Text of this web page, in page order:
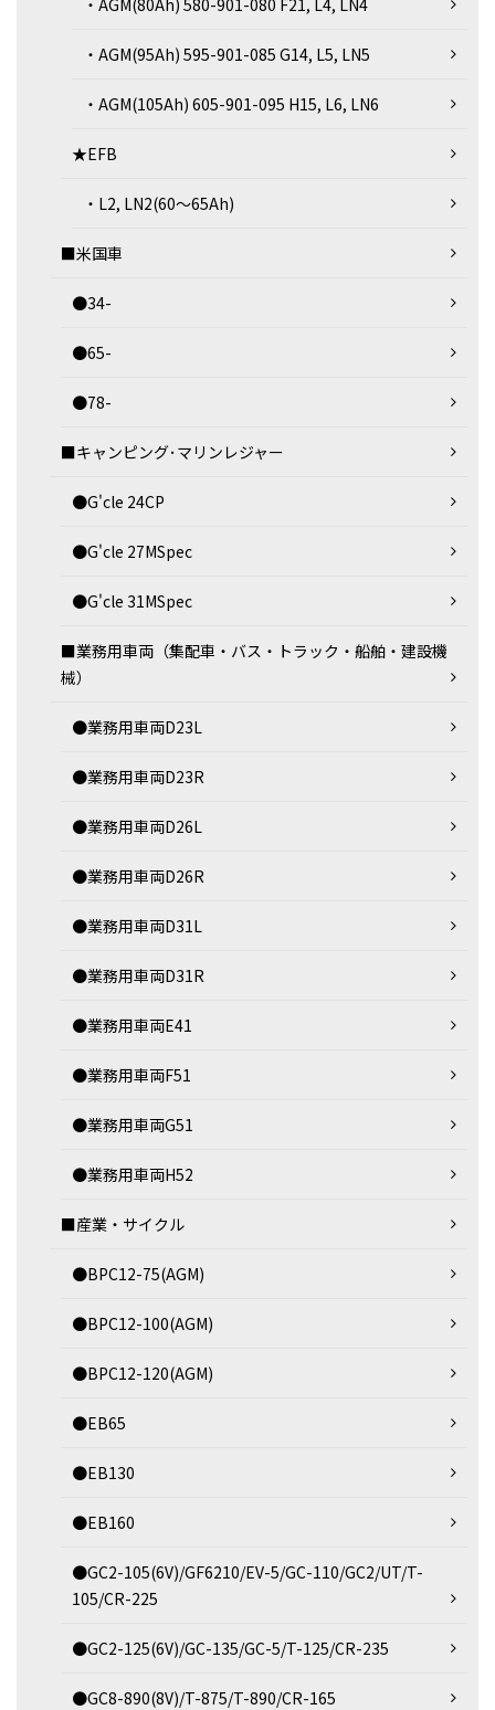
・AGM(80Ah) 580-901-080 F21, L4, LN4
・AGM(95Ah) 595-901-085 G14, L5, LN5
・AGM(105Ah) 605-901-095 H15, L6, LN6
★EFB
・L2, LN2(60～65Ah)
■米国車
●34-
●65-
●78-
■キャンピング･マリンレジャー
●G'cle 24CP
●G'cle 27MSpec
●G'cle 31MSpec
■業務用車両（集配車・バス・トラック・船舶・建設機
械）
●業務用車両D23L
●業務用車両D23R
●業務用車両D26L
●業務用車両D26R
●業務用車両D31L
●業務用車両D31R
●業務用車両E41
●業務用車両F51
●業務用車両G51
●業務用車両H52
■産業・サイクル
●BPC12-75(AGM)
●BPC12-100(AGM)
●BPC12-120(AGM)
●EB65
●EB130
●EB160
●GC2-105(6V)/GF6210/EV-5/GC-110/GC2/UT/T-
105/CR-225
●GC2-125(6V)/GC-135/GC-5/T-125/CR-235
●GC8-890(8V)/T-875/T-890/CR-165